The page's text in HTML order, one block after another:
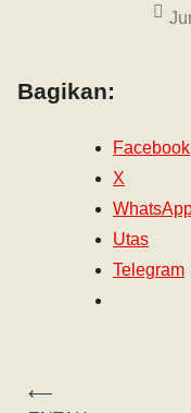
Bagikan:
Facebook
X
Utas
Telegram
⟵